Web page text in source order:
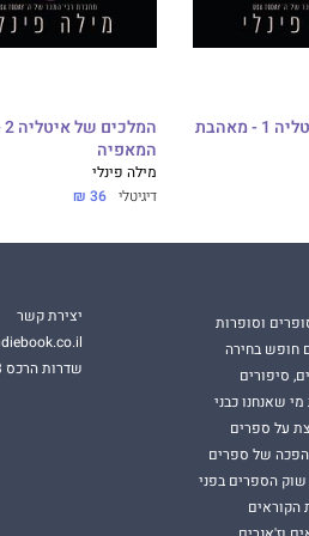
המלכים של איטליה 1 - מאהבת
המאפיה
מילה פינלי
דיגיטלי 36 ₪
וסופרות
חופש בחירה
סיפורים
שאנחנו כבני
על ספרים
של ספרים
הספרים בפני
הקוראים
יצירת קשר
שדרות הרכס 13, מודיעין